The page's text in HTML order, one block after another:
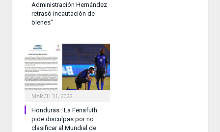
Administración Hernández
retrasó incautación de
bienes”
MARCH 31, 2022
Honduras : La Fenafuth
pide disculpas por no
clasificar al Mundial de